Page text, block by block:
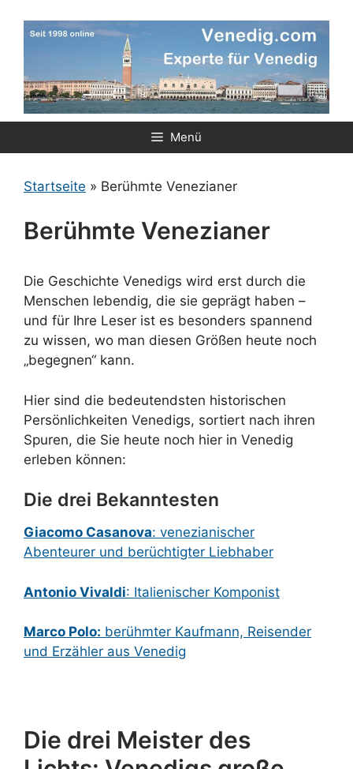
Inhalt
Menü
Startseite » Berühmte Venezianer
Berühmte Venezianer
Die Geschichte Venedigs wird erst durch die
Menschen lebendig, die sie geprägt haben –
und für Ihre Leser ist es besonders spannend
zu wissen, wo man diesen Größen heute noch
„begegnen“ kann.
Hier sind die bedeutendsten historischen
Persönlichkeiten Venedigs, sortiert nach ihren
Spuren, die Sie heute noch hier in Venedig
erleben können:
Die drei Bekanntesten
Giacomo Casanova: venezianischer
Abenteurer und berüchtigter Liebhaber
Antonio Vivaldi: Italienischer Komponist
Marco Polo: berühmter Kaufmann, Reisender
und Erzähler aus Venedig
Die drei Meister des